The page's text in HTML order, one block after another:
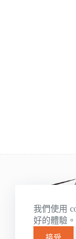
我們使用
好的體驗。